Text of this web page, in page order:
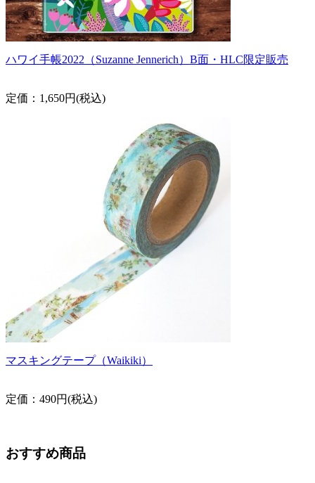
ハワイ手帳2022（Suzanne Jennerich）B面・HLC限定販売
定価：1,650円(税込)
マスキングテープ（Waikiki）
定価：490円(税込)
おすすめ商品